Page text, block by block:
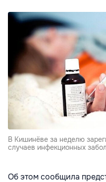
В Кишинёве за неделю
случаев инфекционных
Об этом сообщила